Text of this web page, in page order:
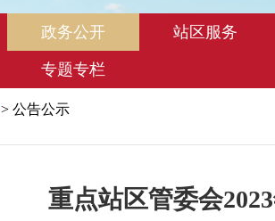
政务公开 站区服务
专题专栏
> 公告公示
重点站区管委会